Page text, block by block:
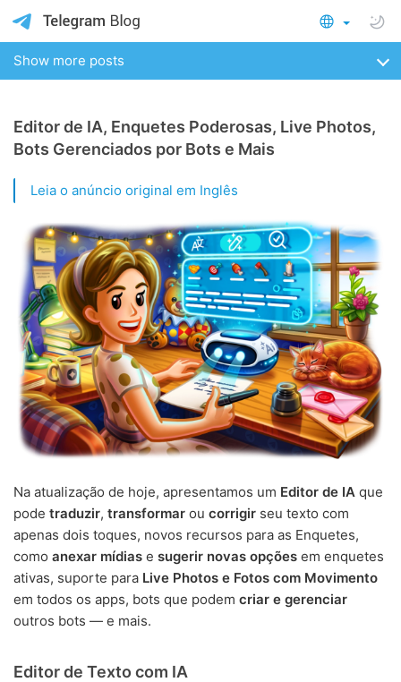
Show more posts
Editor de IA, Enquetes Poderosas, Live Photos,
Bots Gerenciados por Bots e Mais
Leia o anúncio original em Inglês
Na atualização de hoje, apresentamos um Editor de IA que
pode traduzir, transformar ou corrigir seu texto com
apenas dois toques, novos recursos para as Enquetes,
como anexar mídias e sugerir novas opções em enquetes
ativas, suporte para Live Photos e Fotos com Movimento
em todos os apps, bots que podem criar e gerenciar
outros bots — e mais.
Editor de Texto com IA